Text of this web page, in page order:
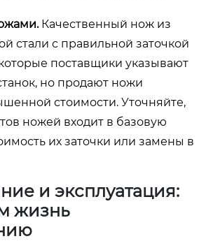
Качественный нож из
стали с правильной заточкой
поставщики указывают
но продают ножи
стоимости. Уточняйте,
ножей входит в базовую
их заточки или замены в
и эксплуатация:
жизнь